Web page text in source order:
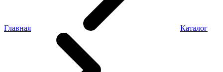
Главная Каталог